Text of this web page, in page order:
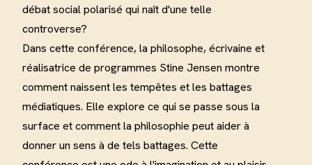
débat social polarisé qui naît d'une telle
controverse?
Dans cette conférence, la philosophe, écrivaine et
réalisatrice de programmes Stine Jensen montre
comment naissent les tempêtes et les battages
médiatiques. Elle explore ce qui se passe sous la
surface et comment la philosophie peut aider à
donner un sens à de tels battages. Cette